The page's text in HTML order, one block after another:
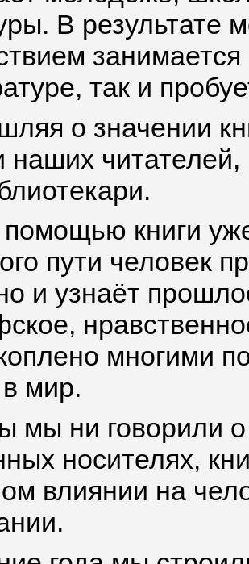
В результате
так и
о значении
наших
книги
пути человек
и узнаёт
многими
мир.
мы ни говорили о
носителях,
влиянии на